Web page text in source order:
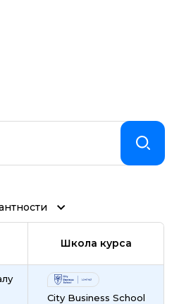
Школа курса
City Business School